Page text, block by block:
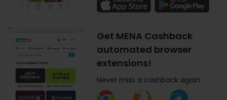
Get MENA Cashback
automated browser
extensions!
Never miss a cashback again.